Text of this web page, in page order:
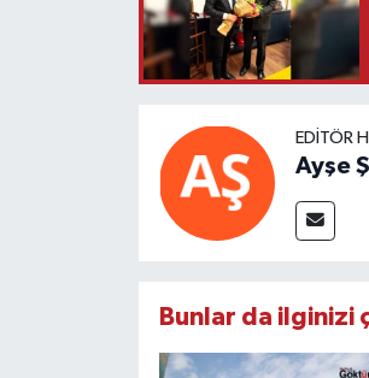
EDITÖR
Ayşe
Bunlar da ilginizi